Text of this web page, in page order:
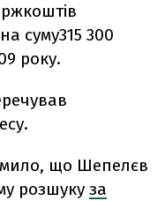
суму315 300
року.
що Шепелєв
розшуку за